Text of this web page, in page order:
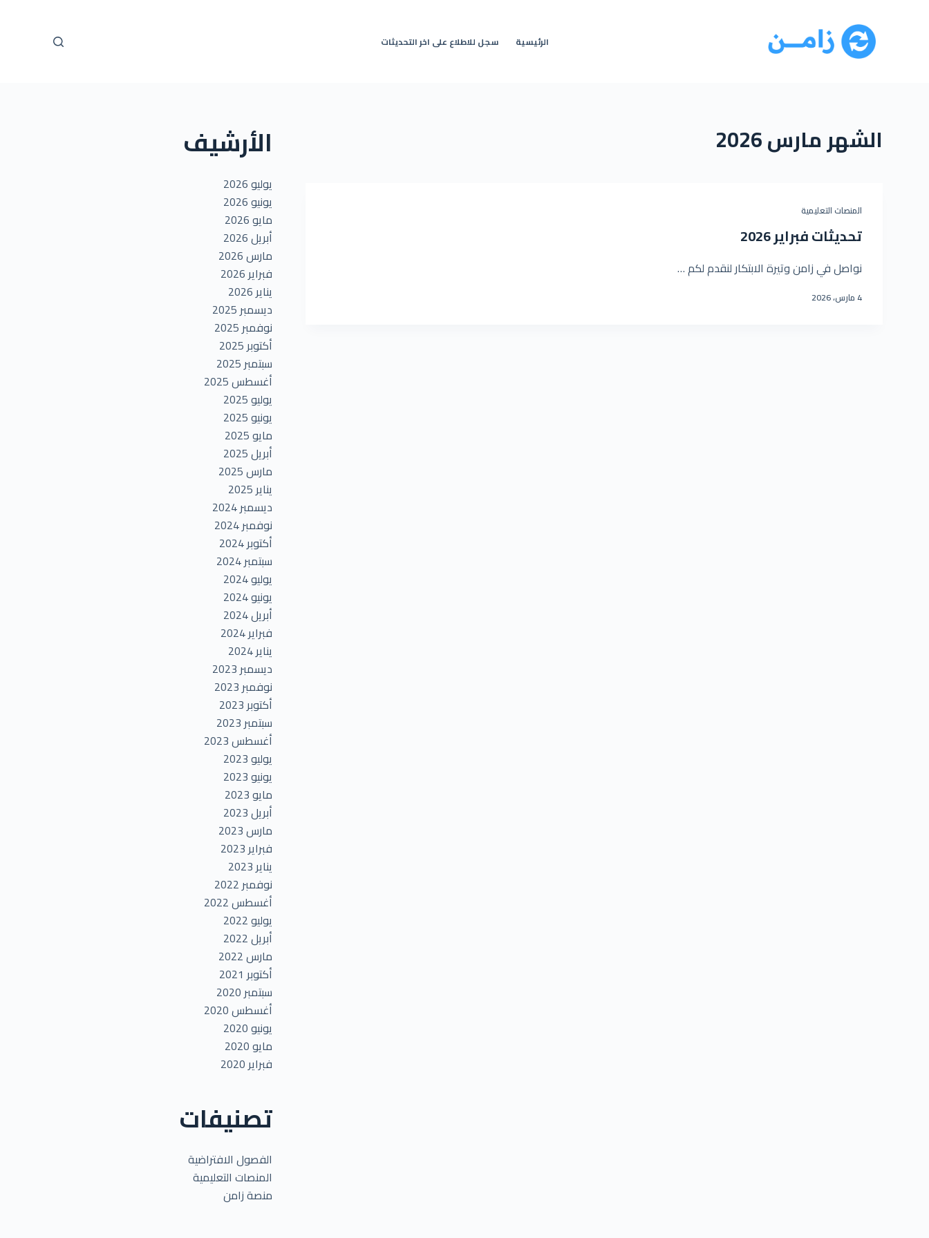
الرئيسية سجل للاطلاع على اخر التحديثات
الشهرمارس 2026
المنصات التعليمية
تحديثات فبراير 2026
نواصل في زامن وتيرة الابتكار لنقدم لكم …
4 مارس، 2026
الأرشيف
يوليو 2026
يونيو 2026
مايو 2026
أبريل 2026
مارس 2026
فبراير 2026
يناير 2026
ديسمبر 2025
نوفمبر 2025
أكتوبر 2025
سبتمبر 2025
أغسطس 2025
يوليو 2025
يونيو 2025
مايو 2025
أبريل 2025
مارس 2025
يناير 2025
ديسمبر 2024
نوفمبر 2024
أكتوبر 2024
سبتمبر 2024
يوليو 2024
يونيو 2024
أبريل 2024
فبراير 2024
يناير 2024
ديسمبر 2023
نوفمبر 2023
أكتوبر 2023
سبتمبر 2023
أغسطس 2023
يوليو 2023
يونيو 2023
مايو 2023
أبريل 2023
مارس 2023
فبراير 2023
يناير 2023
نوفمبر 2022
أغسطس 2022
يوليو 2022
أبريل 2022
مارس 2022
أكتوبر 2021
سبتمبر 2020
أغسطس 2020
يونيو 2020
مايو 2020
فبراير 2020
تصنيفات
الفصول الافتراضية
المنصات التعليمية
منصة زامن